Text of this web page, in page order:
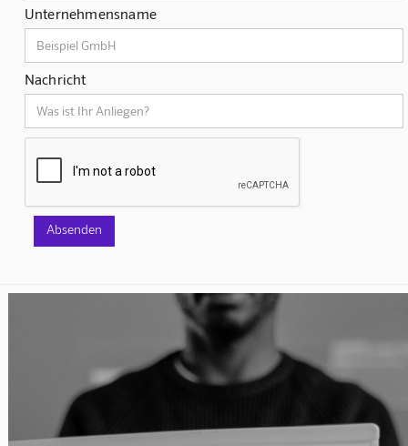
Unternehmensname
Nachricht